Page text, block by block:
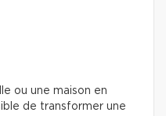
ou une maison en
de transformer une